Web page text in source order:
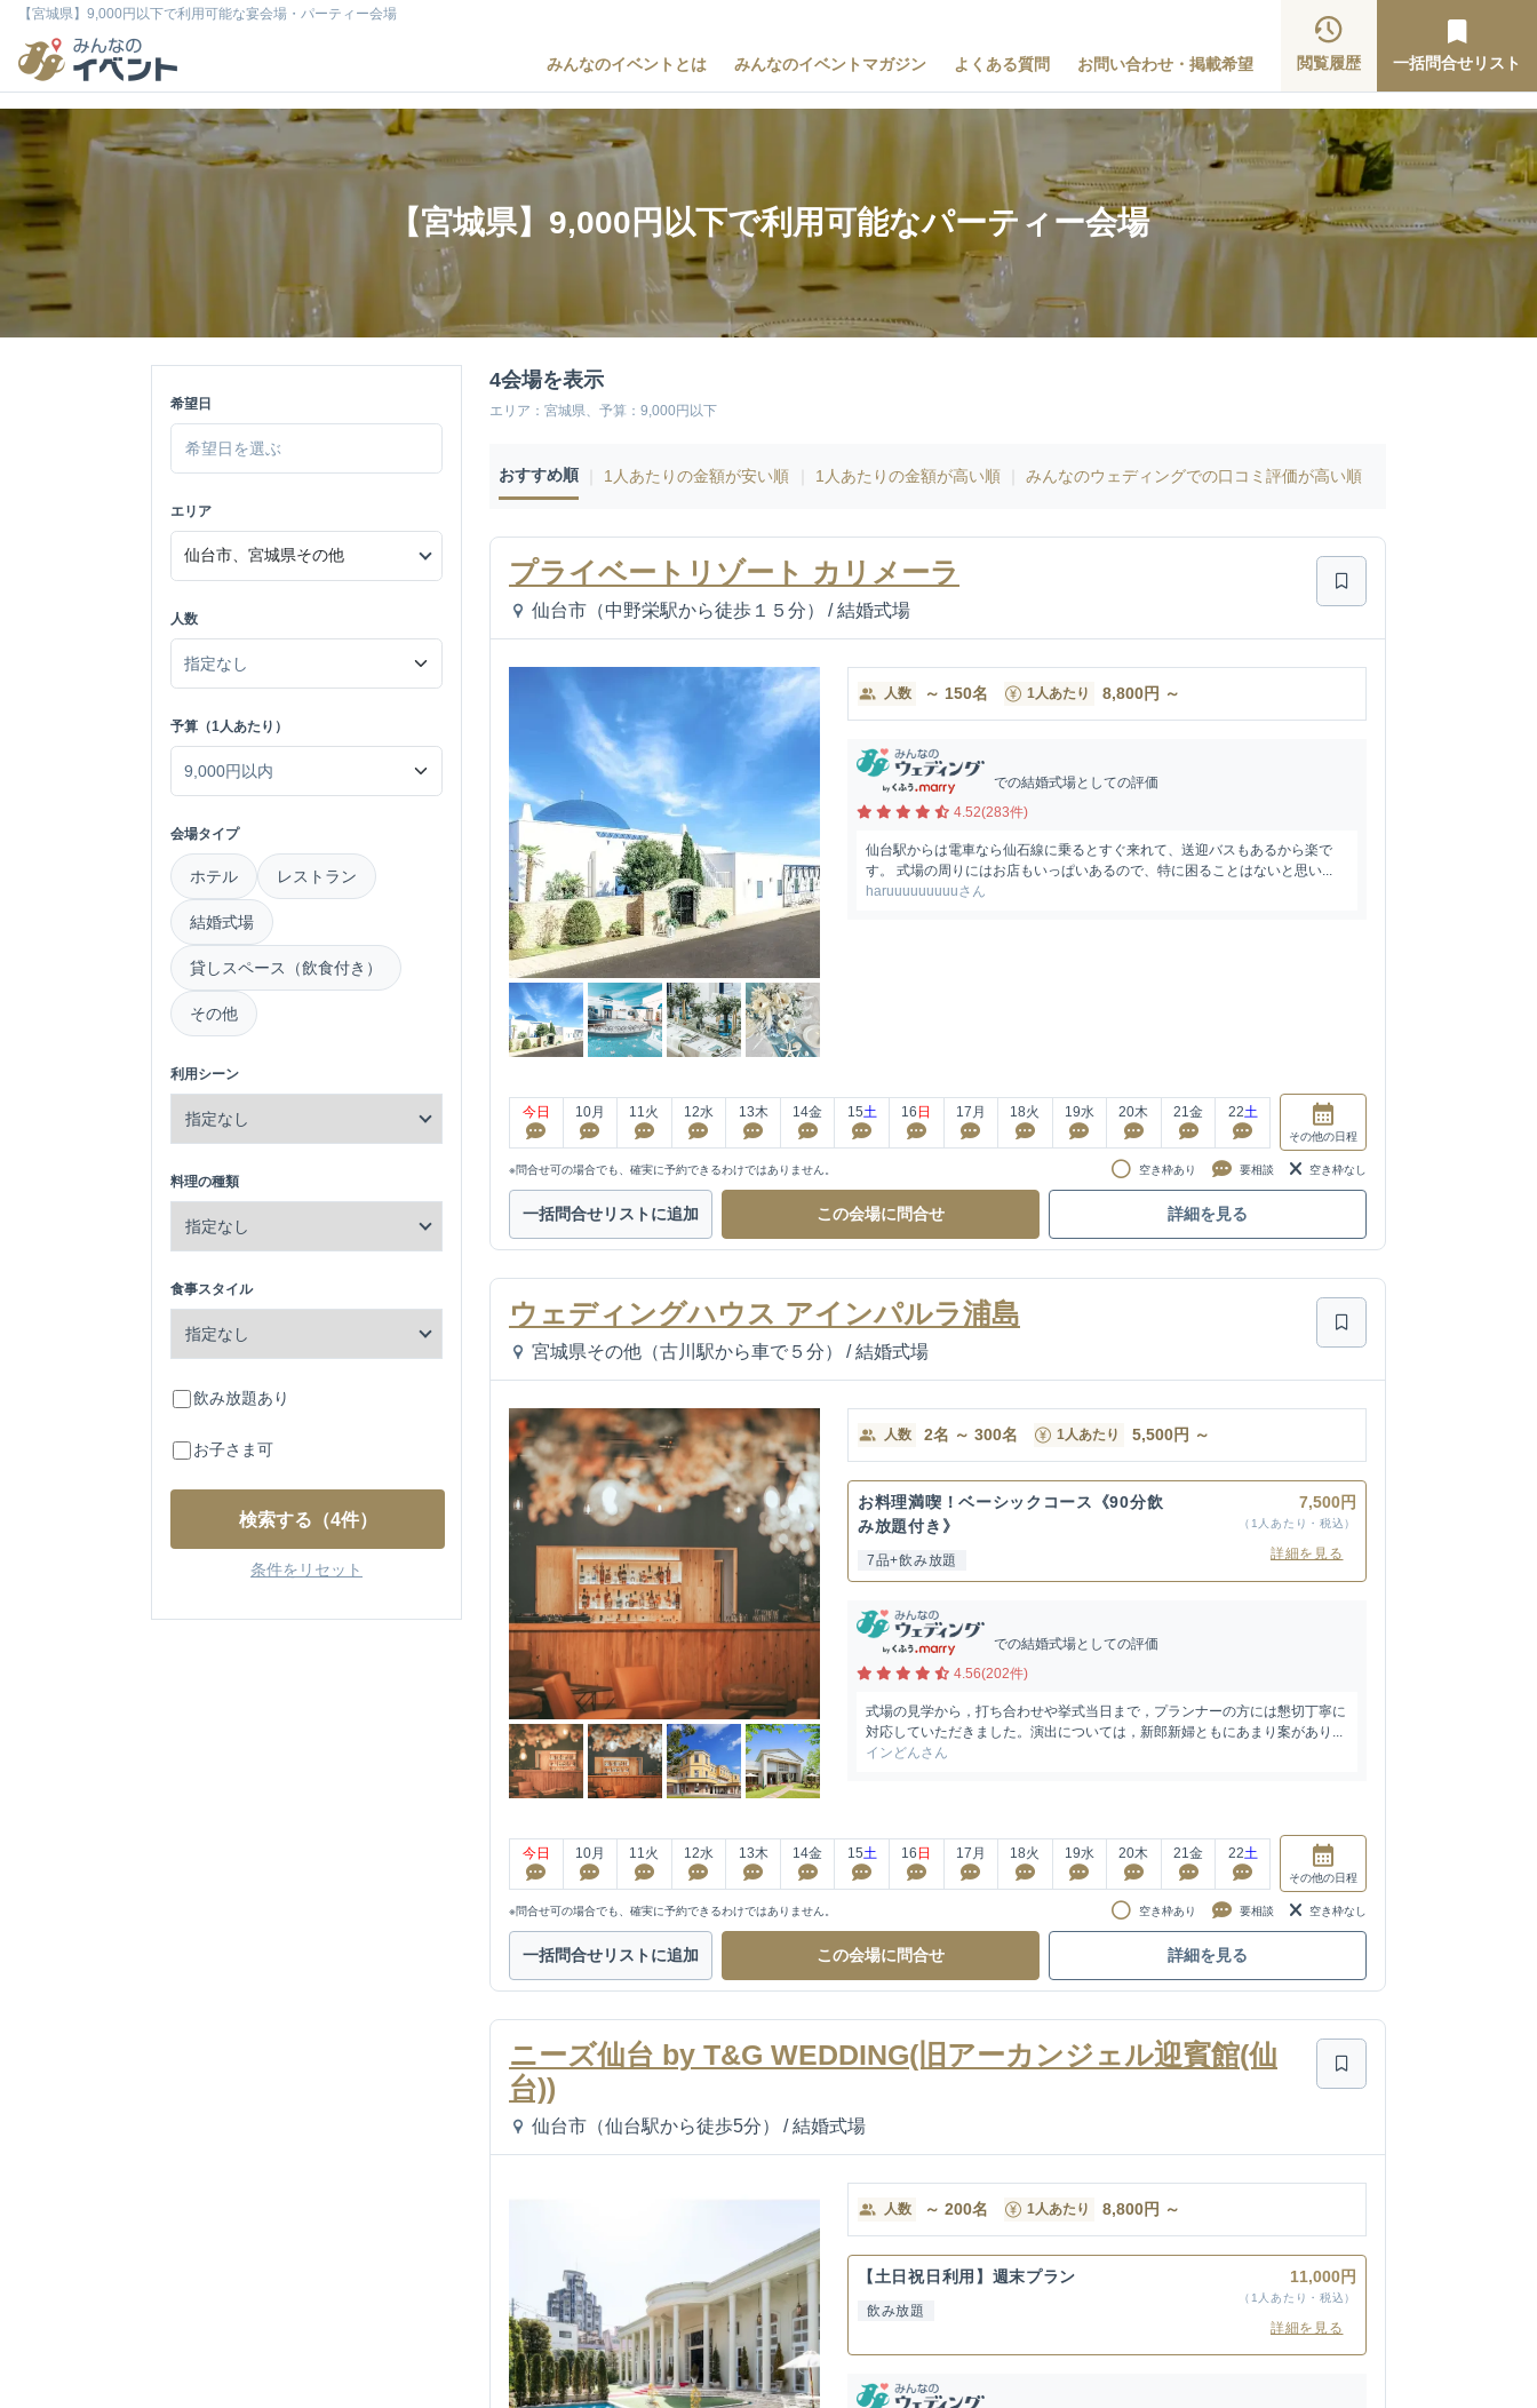
【宮城県】9,000円以下で利用可能な宴会場・パーティー会場
みんなのイベントとは みんなのイベントマガジン よくある質問 お問い合わせ・掲載希望 閲覧履歴 一括問合せリスト
【宮城県】9,000円以下で利用可能なパーティー会場
希望日
エリア
人数
予算（1人あたり）
会場タイプ
ホテル レストラン
結婚式場
貸しスペース（飲食付き）
その他
利用シーン
料理の種類
食事スタイル
飲み放題あり
お子さま可
検索する （4件）
条件をリセット
4会場を表示
エリア：宮城県、予算：9,000円以下
おすすめ順 1人あたりの金額が安い順 1人あたりの金額が高い順 みんなのウェディングでの口コミ評価が高い順
プライベートリゾート カリメーラ
仙台市（中野栄駅から徒歩１５分） / 結婚式場
人数 ～ 150名 1人あたり 8,800円 ～
での結婚式場としての評価
4.52(283件)
仙台駅からは電車なら仙石線に乗るとすぐ来れて、送迎バスもあるから楽で
す。 式場の周りにはお店もいっぱいあるので、特に困ることはないと思い...
haruuuuuuuuuさん
今日 10月 11 火 12水 13木 14金 15土 16 日 17 月 18火 19水 20木 21金 22土
その他の日程
※問合せ可の場合でも、確実に予約できるわけではありません。 空き枠あり 要相談 空き枠なし
一括問合せリストに追加 この会場に問合せ 詳細を見る
ウェディングハウス アインパルラ浦島
宮城県その他（古川駅から車で５分） / 結婚式場
人数 2名 ～ 300名 1人あたり 5,500円 ～
お料理満喫！ベーシックコース《90分飲
み放題付き》
7品+飲み放題
7,500円
（1人あたり・税込）
詳細を見る
での結婚式場としての評価
4.56(202件)
式場の見学から，打ち合わせや挙式当日まで，プランナーの方には懇切丁寧に
対応していただきました。演出については，新郎新婦ともにあまり案があり...
インどんさん
今日 10月 11 火 12水 13木 14金 15土 16 日 17 月 18火 19水 20木 21金 22土
その他の日程
※問合せ可の場合でも、確実に予約できるわけではありません。 空き枠あり 要相談 空き枠なし
一括問合せリストに追加 この会場に問合せ 詳細を見る
ニーズ仙台 by T&G WEDDING(旧アーカンジェル迎賓館(仙
台))
仙台市（仙台駅から徒歩5分） / 結婚式場
人数 ～ 200名 1人あたり 8,800円 ～
【土日祝日利用】週末プラン
飲み放題
11,000円
（1人あたり・税込）
詳細を見る